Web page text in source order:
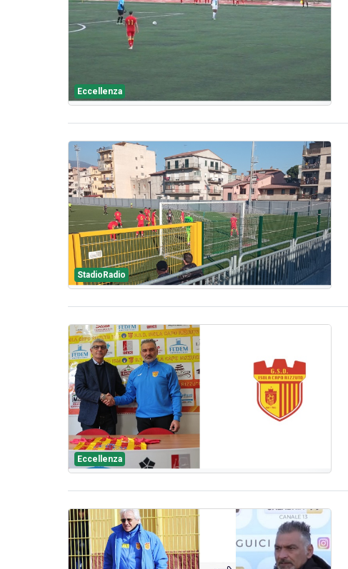
Eccellenza
StadioRadio
Eccellenza